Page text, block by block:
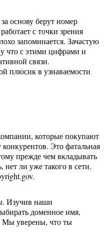
основу берут номер
с точки зрения
запоминается. Зачастую
что с этими цифрами и
связи.
плюсик в узнаваемости
которые покупают
Это фатальная
прежде чем вкладывать
нет ли уже такого в сети.
Изучив наши
доменное имя,
Мы уверены, что ты